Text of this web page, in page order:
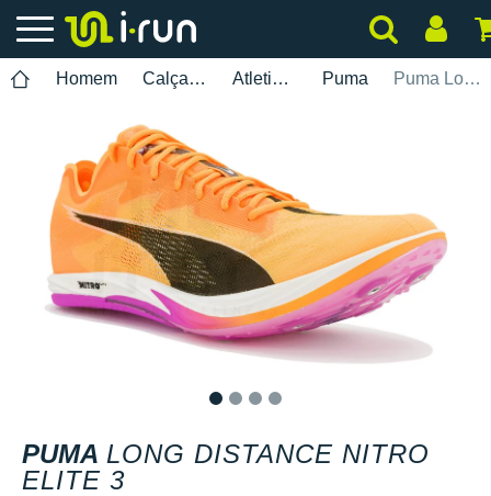
Homem Calçados Atletismo Puma Puma Long Distance Nitro Elite 3
PUMA LONG DISTANCE NITRO
ELITE 3